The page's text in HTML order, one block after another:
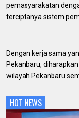
pemasyarakatan
terciptanya sistem
Dengan kerja sama
Pekanbaru,
wilayah Pekanbaru
HOT NEWS